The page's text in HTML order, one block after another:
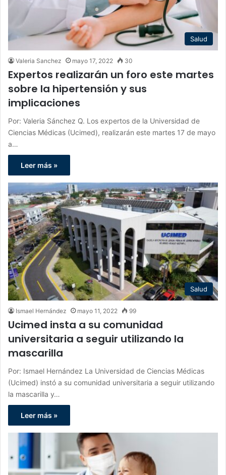
Salud
Valeria Sanchez mayo 17, 2022 30
Expertos realizarán un foro este martes
sobre la hipertensión y sus
implicaciones
Por: Valeria Sánchez Q. Los expertos de la Universidad de
Ciencias Médicas (Ucimed), realizarán este martes 17 de mayo
a…
Leer más »
Salud
Ismael Hernández mayo 11, 2022 99
Ucimed insta a su comunidad
universitaria a seguir utilizando la
mascarilla
Por: Ismael Hernández La Universidad de Ciencias Médicas
(Ucimed) instó a su comunidad universitaria a seguir utilizando
la mascarilla y…
Leer más »